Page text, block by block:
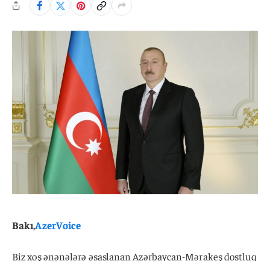
Bakı,AzerVoice
Biz xoş ənənələrə əsaslanan Azərbaycan-Mərakeş dostluq